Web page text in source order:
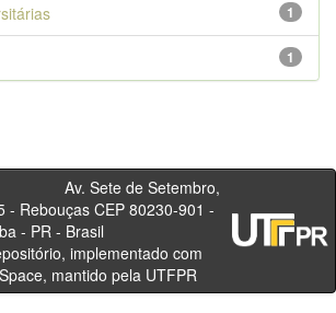
1
1
Sete de Setembro,
- Rebouças CEP 80230-901 -
- PR - Brasil
implementado com
mantido pela UTFPR